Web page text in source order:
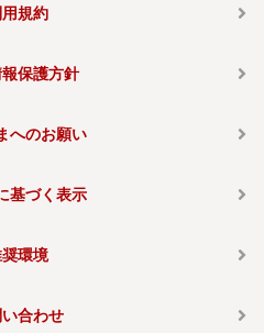
規約
保護方針
へのお願い
基づく表示
環境
合わせ